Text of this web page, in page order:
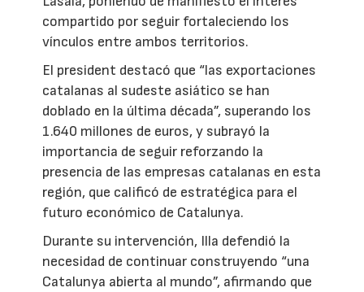
compartido por seguir fortaleciendo los
vínculos entre ambos territorios.
El president destacó que “las exportaciones
catalanas al sudeste asiático se han
doblado en la última década”, superando los
1.640 millones de euros, y subrayó la
importancia de seguir reforzando la
presencia de las empresas catalanas en esta
región, que calificó de estratégica para el
futuro económico de Catalunya.
Durante su intervención, Illa defendió la
necesidad de continuar construyendo “una
Catalunya abierta al mundo”, afirmando que